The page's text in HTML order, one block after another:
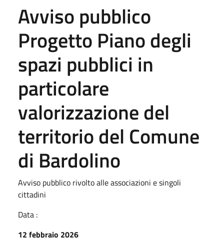
Avviso pubblico
Progetto Piano degli
spazi pubblici in
particolare
valorizzazione del
territorio del Comune
di Bardolino
Avviso pubblico rivolto alle associazioni e singoli
cittadini
Data :
12 febbraio 2026